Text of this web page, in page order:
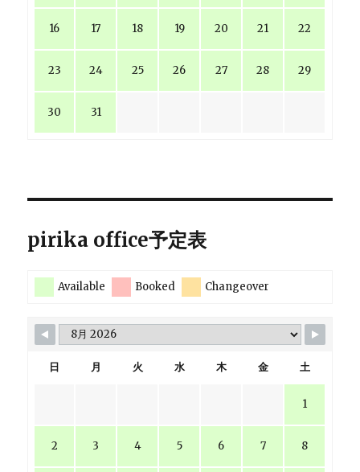
16 17 18 19 20 21 22
23 24 25 26 27 28 29
30 31
pirika office予定表
Available Booked Changeover
日 月 火 水 木 金 土
1
2 3 4 5 6 7 8